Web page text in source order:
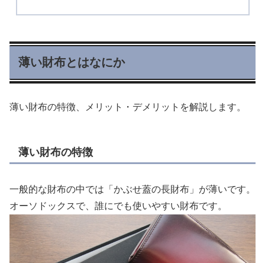
薄い財布とはなにか
薄い財布の特徴、メリット・デメリットを解説します。
薄い財布の特徴
一般的な財布の中では「かぶせ蓋の長財布」が薄いです。
オーソドックスで、誰にでも使いやすい財布です。